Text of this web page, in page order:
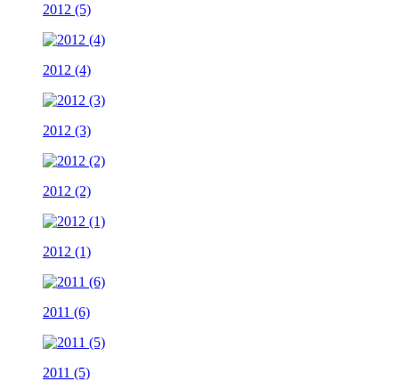
2012 (5)
2012 (4)
2012 (3)
2012 (2)
2012 (1)
2011 (6)
2011 (5)